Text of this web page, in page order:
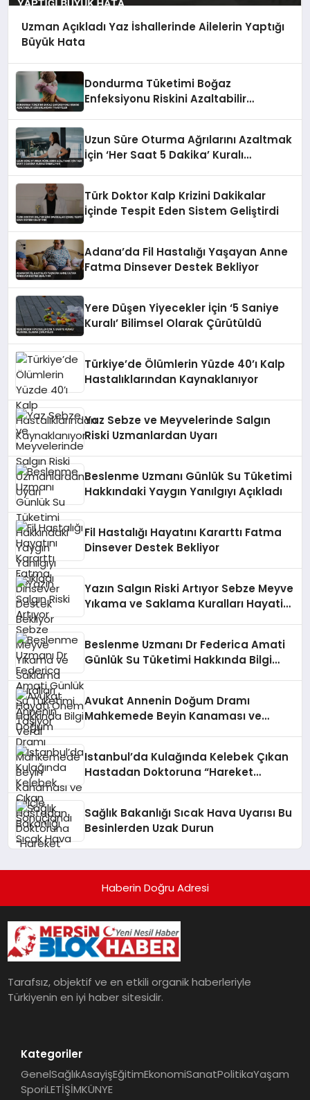
Uzman Açıkladı Yaz İshallerinde Ailelerin Yaptığı
Büyük Hata
Dondurma Tüketimi Boğaz
Enfeksiyonu Riskini Azaltabilir
Uzun Süre Oturma Ağrılarını Azaltmak
İçin ‘Her Saat 5 Dakika’ Kuralı
Türk Doktor Kalp Krizini Dakikalar
İçinde Tespit Eden Sistem Geliştirdi
Adana’da Fil Hastalığı Yaşayan Anne
Fatma Dinsever Destek Bekliyor
Yere Düşen Yiyecekler İçin ‘5 Saniye
Kuralı’ Bilimsel Olarak Çürütüldü
Türkiye’de Ölümlerin Yüzde 40’ı Kalp
Hastalıklarından Kaynaklanıyor
Yaz Sebze ve Meyvelerinde Salgın
Riski Uzmanlardan Uyarı
Beslenme Uzmanı Günlük Su Tüketimi
Hakkındaki Yaygın Yanılgıyı Açıkladı
Fil Hastalığı Hayatını Kararttı Fatma
Dinsever Destek Bekliyor
Yazın Salgın Riski Artıyor Sebze Meyve
Yıkama ve Saklama Kuralları Hayati
Beslenme Uzmanı Dr Federica Amati
Günlük Su Tüketimi Hakkında Bilgi
Avukat Annenin Doğum Dramı
Mahkemede Beyin Kanaması ve
Istanbul’da Kulağında Kelebek Çıkan
Hastadan Doktoruna “Hareket
Sağlık Bakanlığı Sıcak Hava Uyarısı Bu
Besinlerden Uzak Durun
Haberin Doğru Adresi
Tarafsız, objektif ve en etkili organik haberleriyle
Türkiyenin en iyi haber sitesidir.
Kategoriler
GenelSağlıkAsayişEğitimEkonomiSanatPolitikaYaşam
SporiLETİŞİMKÜNYE